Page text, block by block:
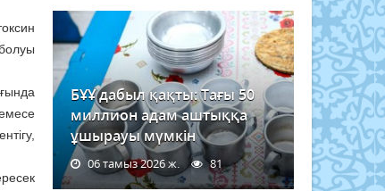
БҰҰ дабыл қақты: Тағы 50
миллион адам аштыққа
ұшырауы мүмкін
06 тамыз 2026 ж. 81